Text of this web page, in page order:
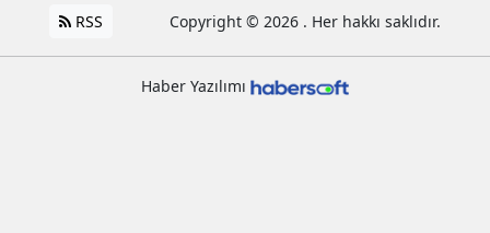
RSS Copyright © 2026 . Her hakkı saklıdır.
Haber Yazılımı